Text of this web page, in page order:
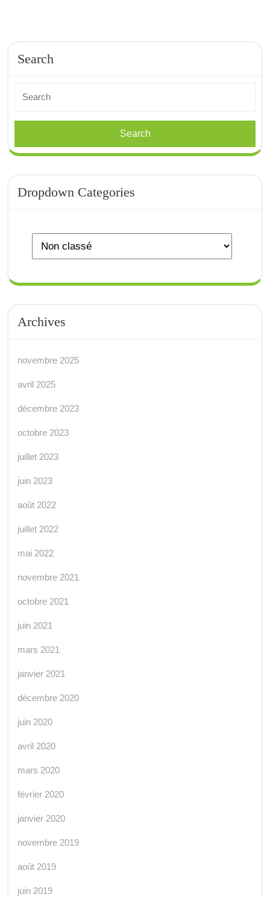
Search
for:
Dropdown Categories
Archives
novembre 2025
avril 2025
décembre 2023
octobre 2023
juillet 2023
juin 2023
août 2022
juillet 2022
mai 2022
novembre 2021
octobre 2021
juin 2021
mars 2021
janvier 2021
décembre 2020
juin 2020
avril 2020
mars 2020
février 2020
janvier 2020
novembre 2019
août 2019
juin 2019